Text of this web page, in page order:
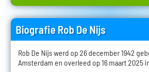
Biografie Rob De Nijs
Rob De Nijs werd op 26 december 1942
Amsterdam en overleed op 16 maart 2025